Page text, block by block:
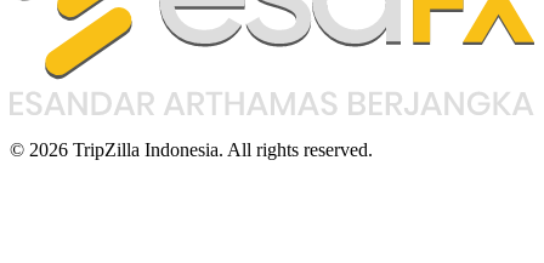
© 2026 TripZilla Indonesia. All rights reserved.